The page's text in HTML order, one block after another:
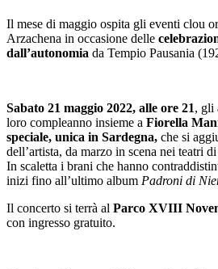
Il mese di maggio ospita gli eventi clou
Arzachena in occasione delle
dall’autonomia da Tempio Pausania
Sabato 21 maggio 2022, alle ore 21, gli
loro compleanno insieme a Fiorella
speciale, unica in Sardegna, che si
dell’artista, da marzo in scena nei teatri
In scaletta i brani che hanno
inizi fino all’ultimo album Padroni di
Il concerto si terrà al Parco XVIII
con ingresso gratuito.